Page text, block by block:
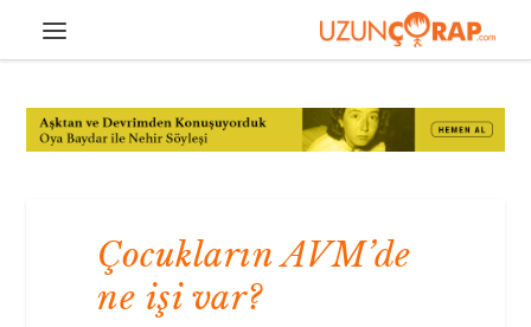
Çocukların AVM’de
ne işi var?